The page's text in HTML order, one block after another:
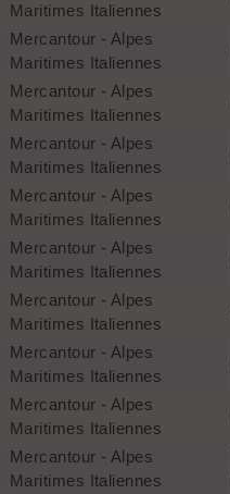
Maritimes Italiennes
Mercantour - Alpes
Maritimes Italiennes
Mercantour - Alpes
Maritimes Italiennes
Mercantour - Alpes
Maritimes Italiennes
Mercantour - Alpes
Maritimes Italiennes
Mercantour - Alpes
Maritimes Italiennes
Mercantour - Alpes
Maritimes Italiennes
Mercantour - Alpes
Maritimes Italiennes
Mercantour - Alpes
Maritimes Italiennes
Mercantour - Alpes
Maritimes Italiennes